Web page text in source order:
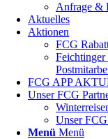
Anfrage &
Aktuelles
Aktionen
FCG
FCG APP
Unser FCG
Unser
Menü Menü